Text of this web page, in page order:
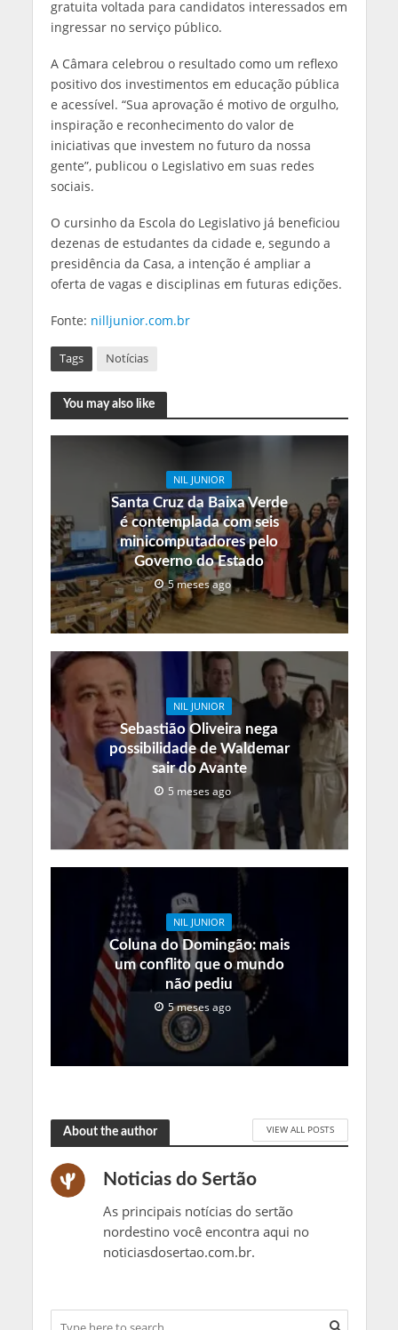
gratuita voltada para candidatos interessados em
ingressar no serviço público.
A Câmara celebrou o resultado como um reflexo
positivo dos investimentos em educação pública
e acessível. “Sua aprovação é motivo de orgulho,
inspiração e reconhecimento do valor de
iniciativas que investem no futuro da nossa
gente”, publicou o Legislativo em suas redes
sociais.
O cursinho da Escola do Legislativo já beneficiou
dezenas de estudantes da cidade e, segundo a
presidência da Casa, a intenção é ampliar a
oferta de vagas e disciplinas em futuras edições.
Fonte: nilljunior.com.br
Tags Notícias
You may also like
NIL JUNIOR
Santa Cruz da Baixa Verde
é contemplada com seis
minicomputadores pelo
Governo do Estado
5 meses ago
NIL JUNIOR
Sebastião Oliveira nega
possibilidade de Waldemar
sair do Avante
5 meses ago
NIL JUNIOR
Coluna do Domingão: mais
um conflito que o mundo
não pediu
5 meses ago
About the author VIEW ALL POSTS
Noticias do Sertão
As principais notícias do sertão
nordestino você encontra aqui no
noticiasdosertao.com.br.